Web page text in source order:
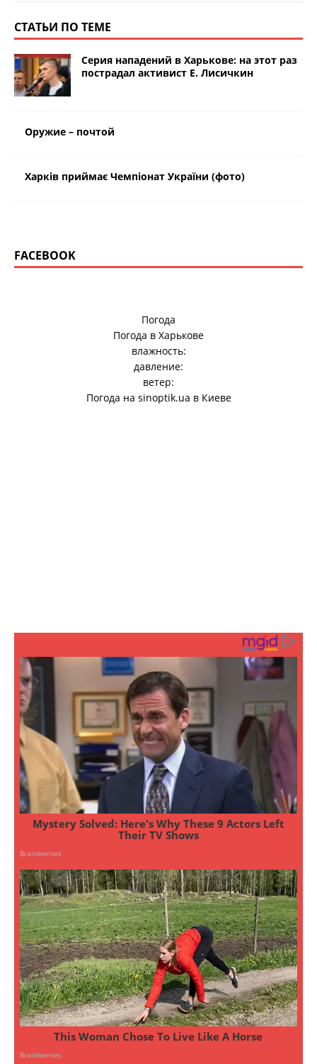
СТАТЬИ ПО ТЕМЕ
Серия нападений в Харькове: на этот раз
пострадал активист Е. Лисичкин
Оружие – почтой
Харків приймає Чемпіонат України (фото)
FACEBOOK
Погода
Погода в Харькове
влажность:
давление:
ветер:
Погода на sinoptik.ua в Киеве